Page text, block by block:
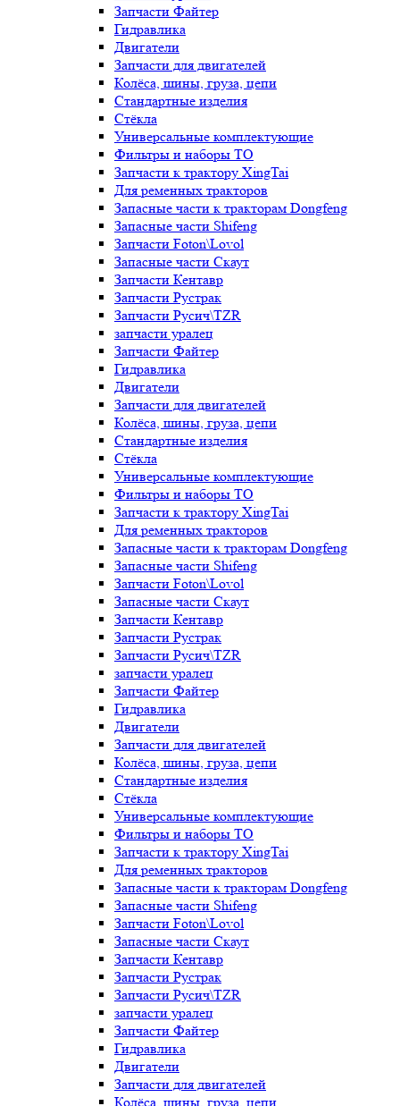
Запчасти Файтер
Гидравлика
Двигатели
Запчасти для двигателей
Колёса, шины, груза, цепи
Стандартные изделия
Стёкла
Универсальные комплектующие
Фильтры и наборы ТО
Запчасти к трактору XingTai
Для ременных тракторов
Запасные части к тракторам Dongfeng
Запасные части Shifeng
Запчасти Foton\Lovol
Запасные части Скаут
Запчасти Кентавр
Запчасти Рустрак
Запчасти Русич\TZR
запчасти уралец
Запчасти Файтер
Гидравлика
Двигатели
Запчасти для двигателей
Колёса, шины, груза, цепи
Стандартные изделия
Стёкла
Универсальные комплектующие
Фильтры и наборы ТО
Запчасти к трактору XingTai
Для ременных тракторов
Запасные части к тракторам Dongfeng
Запасные части Shifeng
Запчасти Foton\Lovol
Запасные части Скаут
Запчасти Кентавр
Запчасти Рустрак
Запчасти Русич\TZR
запчасти уралец
Запчасти Файтер
Гидравлика
Двигатели
Запчасти для двигателей
Колёса, шины, груза, цепи
Стандартные изделия
Стёкла
Универсальные комплектующие
Фильтры и наборы ТО
Запчасти к трактору XingTai
Для ременных тракторов
Запасные части к тракторам Dongfeng
Запасные части Shifeng
Запчасти Foton\Lovol
Запасные части Скаут
Запчасти Кентавр
Запчасти Рустрак
Запчасти Русич\TZR
запчасти уралец
Запчасти Файтер
Гидравлика
Двигатели
Запчасти для двигателей
Колёса, шины, груза, цепи